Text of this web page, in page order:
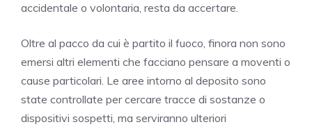
accidentale o volontaria, resta da accertare.
Oltre al pacco da cui è partito il fuoco, finora non sono
emersi altri elementi che facciano pensare a moventi o
cause particolari. Le aree intorno al deposito sono
state controllate per cercare tracce di sostanze o
dispositivi sospetti, ma serviranno ulteriori